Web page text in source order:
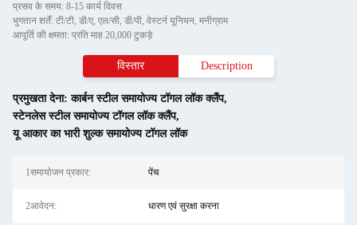
प्रसव के समय: 8-15 कार्य दिवस
भुगतान शर्तें: टी/टी, डी/ए, एल/सी, डी/पी, वेस्टर्न यूनियन, मनीग्राम
आपूर्ति की क्षमता: प्रति माह 20,000 टुकड़े
विस्तार Description
प्रमुखता देना:कार्बन स्टील समायोज्य टॉगल लॉक क्लैंप,
स्टेनलेस स्टील समायोज्य टॉगल लॉक क्लैंप,
यू आकार का भारी शुल्क समायोज्य टॉगल लॉक
1समायोजन प्रकार: पेंच
2आवेदन: धारण एवं सुरक्षा करना